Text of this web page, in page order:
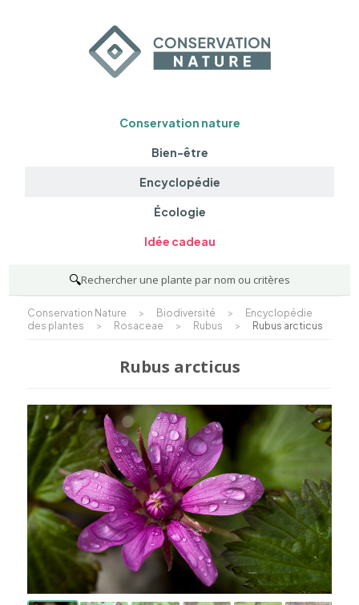
Conservation nature
Bien-être
Encyclopédie
Écologie
Idée cadeau
🔍Rechercher une plante par nom ou critères
Conservation Nature > Biodiversité >
Encyclopédie
des plantes
> Rosaceae > Rubus > Rubus arcticus
Rubus arcticus